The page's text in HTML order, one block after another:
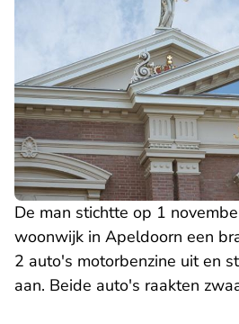
De man stichtte op 1
woonwijk in Apeldoorn een
2 auto's motorbenzine uit en
aan. Beide auto's raakten